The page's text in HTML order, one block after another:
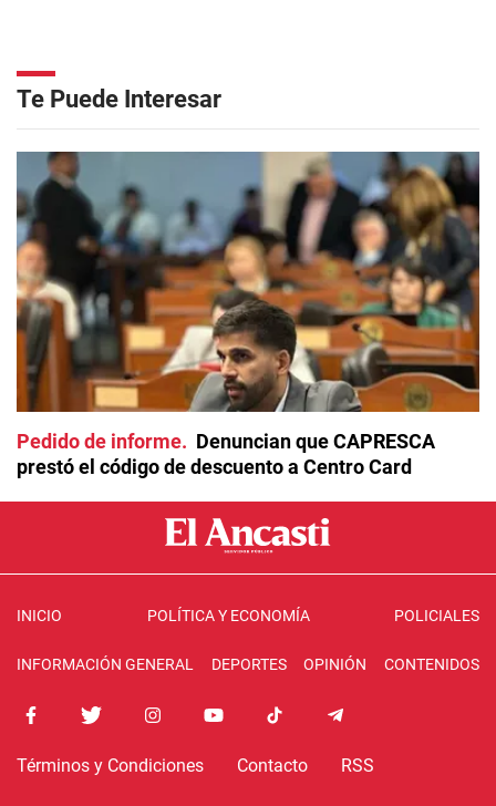
Te Puede Interesar
Pedido de informe
Denuncian que CAPRESCA
prestó el código de descuento a Centro Card
INICIO POLÍTICA Y ECONOMÍA POLICIALES
INFORMACIÓN GENERAL DEPORTES OPINIÓN CONTENIDOS
Términos y Condiciones Contacto RSS